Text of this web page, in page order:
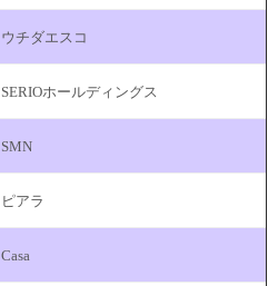
ウチダエスコ
SERIOホールディングス
SMN
ピアラ
Casa